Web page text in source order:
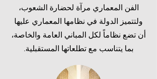
الفن المعماري مرآة لحضارة الشعوب،
ولتتميز الدولة في نظامها المعماري عليها
أن تضع نظاماً لكل المباني العامة والخاصة،
بما يتناسب مع تطلعاتها المستقبلية.